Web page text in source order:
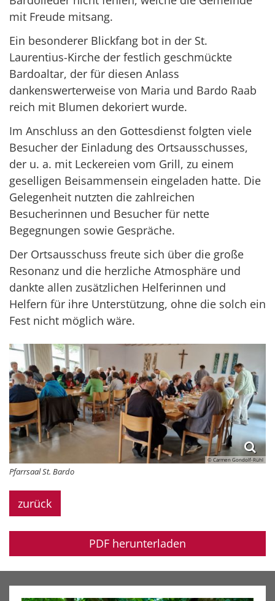
mit Freude mitsang.
Ein besonderer Blickfang bot in der St.
Laurentius-Kirche der festlich geschmückte
Bardoaltar, der für diesen Anlass
dankenswerterweise von Maria und Bardo Raab
reich mit Blumen dekoriert wurde.
Im Anschluss an den Gottesdienst folgten viele
Besucher der Einladung des Ortsausschusses,
der u. a. mit Leckereien vom Grill, zu einem
geselligen Beisammensein eingeladen hatte. Die
Gelegenheit nutzten die zahlreichen
Besucherinnen und Besucher für nette
Begegnungen sowie Gespräche.
Der Ortsausschuss freute sich über die große
Resonanz und die herzliche Atmosphäre und
dankte allen zusätzlichen Helferinnen und
Helfern für ihre Unterstützung, ohne die solch ein
Fest nicht möglich wäre.
© Carmen Gondolf-Rühl
Pfarrsaal St. Bardo
zurück
PDF herunterladen